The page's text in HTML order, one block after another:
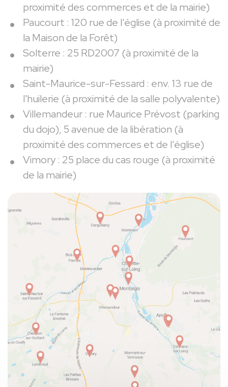
proximité des commerces et de la mairie)
Paucourt : 120 rue de l'église (à proximité de
la Maison de la Forêt)
Solterre : 25 RD2007 (à proximité de la
mairie)
Saint-Maurice-sur-Fessard : env. 13 rue de
l'huilerie (à proximité de la salle polyvalente)
Villemandeur : rue Maurice Prévost (parking
du dojo), 5 avenue de la libération (à
proximité des commerces et de l'église)
Vimory : 25 place du cas rouge (à proximité
de la mairie)